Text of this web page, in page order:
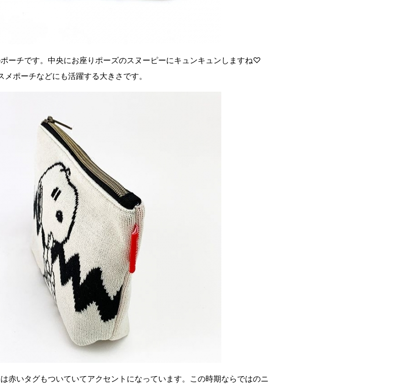
ーチです。中央にお座りポーズのスヌーピーにキュンキュンしますね♡
ポーチなどにも活躍する大きさです。
赤いタグもついていてアクセントになっています。この時期ならではのニ